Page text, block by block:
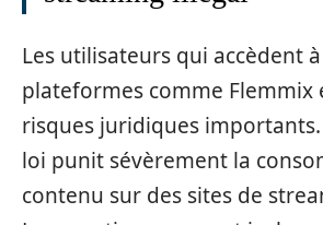
Les utilisateurs qui accèdent
plateformes comme Flemmix
risques juridiques importants.
loi punit sévèrement la
contenu sur des sites de